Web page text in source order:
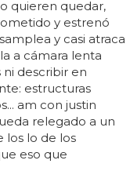
discriminació...